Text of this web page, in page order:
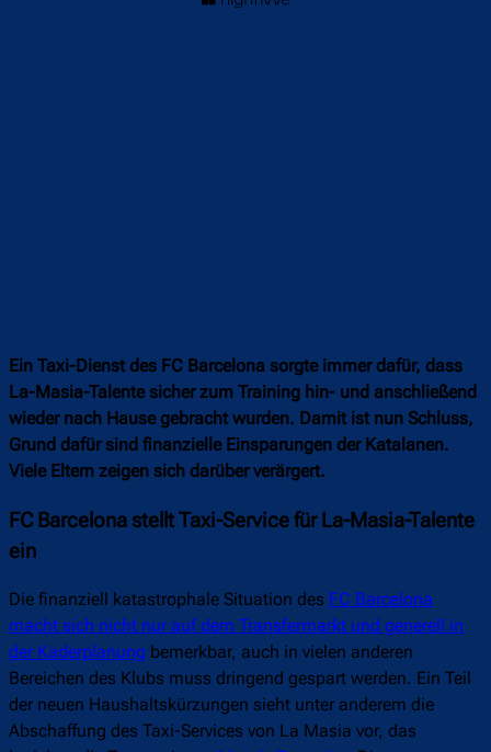
Ein Taxi-Dienst des FC Barcelona sorgte immer dafür, dass
La-Masia-Talente sicher zum Training hin- und anschließend
wieder nach Hause gebracht wurden. Damit ist nun Schluss,
Grund dafür sind finanzielle Einsparungen der Katalanen.
Viele Eltern zeigen sich darüber verärgert.
FC Barcelona stellt Taxi-Service für La-Masia-Talente
ein
Die finanziell katastrophale Situation des FC Barcelona
macht sich nicht nur auf dem Transfermarkt und generell in
der Kaderplanung bemerkbar, auch in vielen anderen
Bereichen des Klubs muss dringend gespart werden. Ein Teil
der neuen Haushaltskürzungen sieht unter anderem die
Abschaffung des Taxi-Services von La Masia vor, das